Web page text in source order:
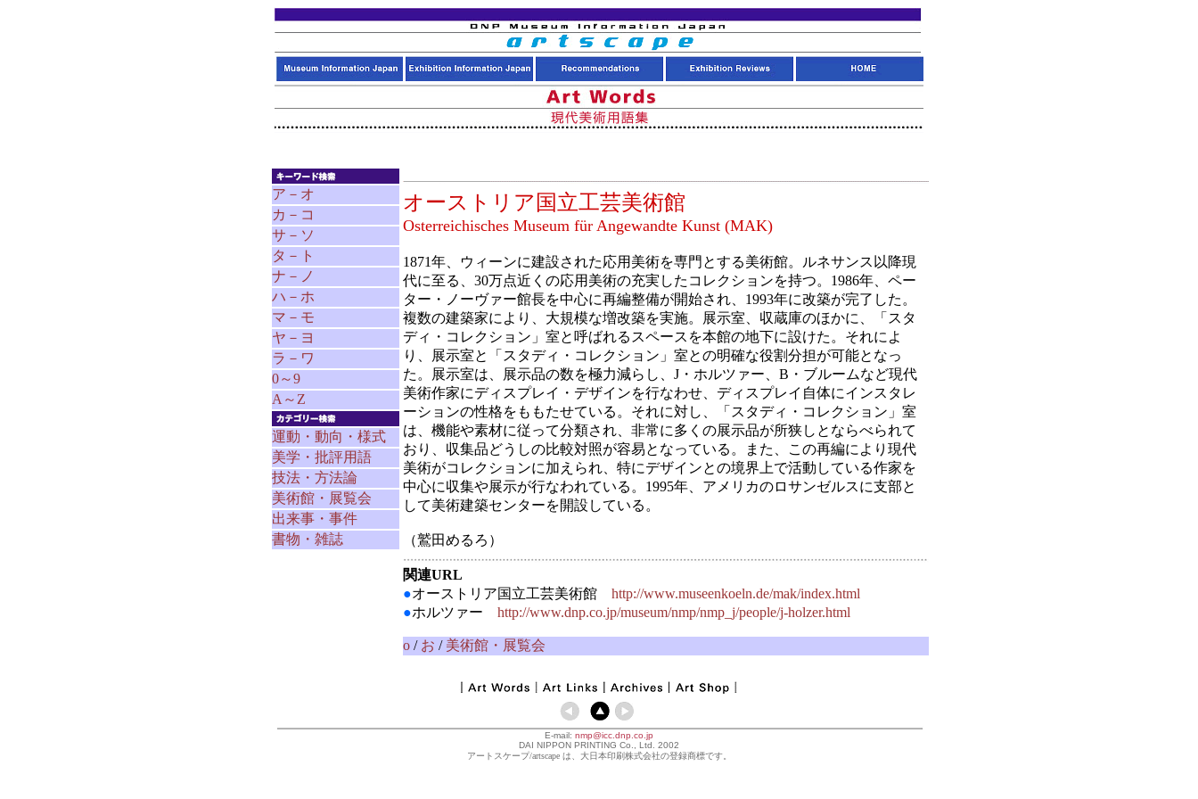
ア－オ
カ－コ
サ－ソ
タ－ト
ナ－ノ
ハ－ホ
マ－モ
ヤ－ヨ
ラ－ワ
0～9
A～Z
運動・動向・様式
美学・批評用語
技法・方法論
美術館・展覧会
出来事・事件
書物・雑誌
オーストリア国立工芸美術館
Osterreichisches Museum für Angewandte Kunst (MAK)
1871年、ウィーンに建設された応用美術を専門とする美術館。ルネサンス以降現
代に至る、30万点近くの応用美術の充実したコレクションを持つ。1986年、ペー
ター・ノーヴァー館長を中心に再編整備が開始され、1993年に改築が完了した。
複数の建築家により、大規模な増改築を実施。展示室、収蔵庫のほかに、「スタ
ディ・コレクション」室と呼ばれるスペースを本館の地下に設けた。それによ
り、展示室と「スタディ・コレクション」室との明確な役割分担が可能となっ
た。展示室は、展示品の数を極力減らし、J・ホルツァー、B・ブルームなど現代
美術作家にディスプレイ・デザインを行なわせ、ディスプレイ自体にインスタレ
ーションの性格をももたせている。それに対し、「スタディ・コレクション」室
は、機能や素材に従って分類され、非常に多くの展示品が所狭しとならべられて
おり、収集品どうしの比較対照が容易となっている。また、この再編により現代
美術がコレクションに加えられ、特にデザインとの境界上で活動している作家を
中心に収集や展示が行なわれている。1995年、アメリカのロサンゼルスに支部と
して美術建築センターを開設している。
（鷲田めるろ）
関連URL
●オーストリア国立工芸美術館 http://www.museenkoeln.de/mak/index.html
●ホルツァー http://www.dnp.co.jp/museum/nmp/nmp_j/people/j-holzer.html
o/ お / 美術館・展覧会
E-mail: nmp@icc.dnp.co.jp
DAI NIPPON PRINTING Co., Ltd. 2002
アートスケープ/artscape は、大日本印刷株式会社の登録商標です。